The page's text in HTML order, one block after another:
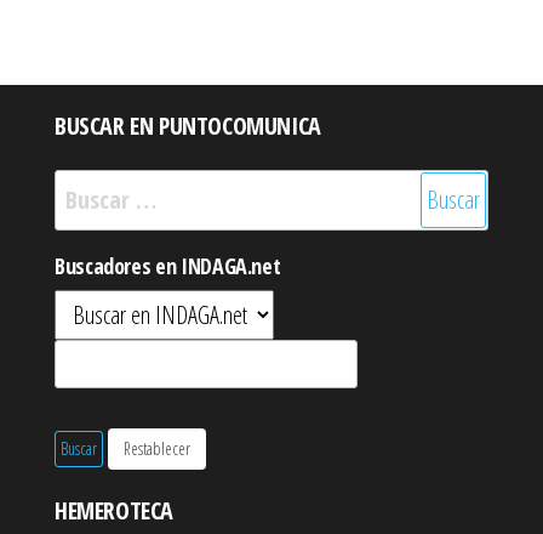
BUSCAR EN PUNTOCOMUNICA
Buscar:
Buscadores en INDAGA.net
HEMEROTECA